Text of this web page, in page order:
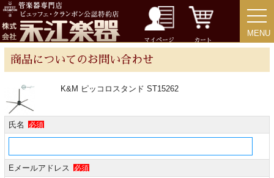
マイページ カート
MENU
MENU
商品についてのお問い合わせ
K&M ピッコロスタンド ST15262
氏名 必須
Eメールアドレス 必須
チューバ
リード＆リードケース
マウスピース＆ポーチ